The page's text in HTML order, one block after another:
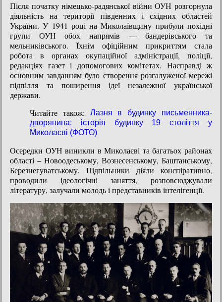
Після початку німецько-радянської війни ОУН розгорнула
діяльність на території південних і східних областей
України. У 1941 році на Миколаївщину прибули похідні
групи ОУН обох напрямів — бандерівського та
мельниківського. Їхнім офіційним прикриттям стала
робота в органах окупаційної адміністрації, поліції,
редакціях газет і допомогових комітетах. Насправді ж
основним завданням було створення розгалуженої мережі
підпілля та поширення ідеї незалежної української
держави.
Читайте також:
Лазня в будинку письменника-
дворянина: історія будинку 19 століття у
Миколаєві (ФОТО)
Осередки ОУН виникли в Миколаєві та багатьох районах
області – Новоодеському, Вознесенському, Баштанському,
Березнегуватському. Підпільники діяли конспіративно,
проводили ідеологічні заняття, розповсюджували
літературу, залучали молодь і представників інтелігенції.